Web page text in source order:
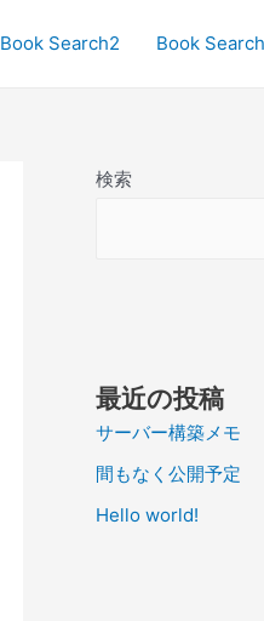
Book Search2 Book
検索
最近の投稿
サーバー構築メモ
間もなく公開予定
Hello world!